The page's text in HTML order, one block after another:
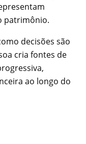
patrimônio.
decisões são
cria fontes de
ao longo do